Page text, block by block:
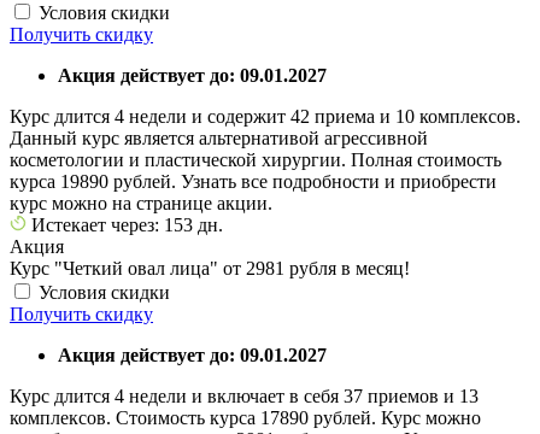
Условия скидки
Получить скидку
Акция действует до: 09.01.2027
Курс длится 4 недели и содержит 42 приема и 10 комплексов.
Данный курс является альтернативой агрессивной
косметологии и пластической хирургии. Полная стоимость
курса 19890 рублей. Узнать все подробности и приобрести
курс можно на странице акции.
Истекает через: 153 дн.
Акция
Курс "Четкий овал лица" от 2981 рубля в месяц!
Условия скидки
Получить скидку
Акция действует до: 09.01.2027
Курс длится 4 недели и включает в себя 37 приемов и 13
комплексов. Стоимость курса 17890 рублей. Курс можно